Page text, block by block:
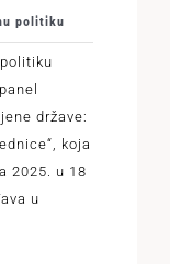
politiku
države:
koja
2025. u 18
u